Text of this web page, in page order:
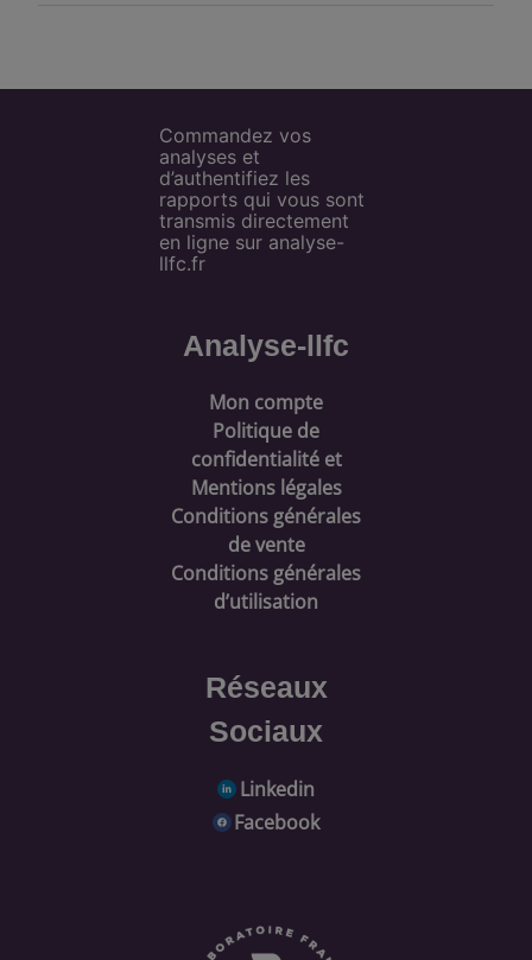
Commandez vos
analyses et
d’authentifiez les
rapports qui vous sont
transmis directement
en ligne sur analyse-
llfc.fr
Analyse-llfc
Mon compte
Politique de
confidentialité et
Mentions légales
Conditions générales
de vente
Conditions générales
d’utilisation
Réseaux
Sociaux
Linkedin
Facebook